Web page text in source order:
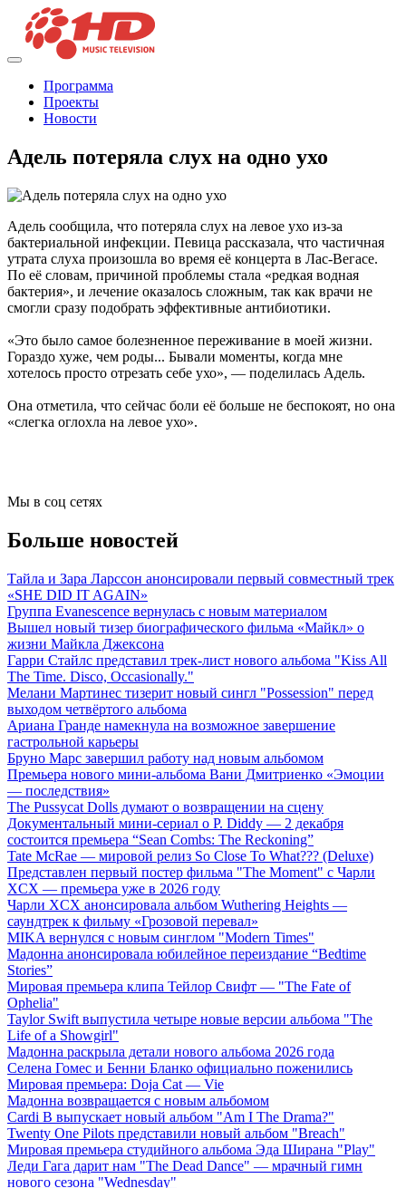
Программа
Проекты
Новости
Адель потеряла слух на одно ухо
Адель сообщила, что потеряла слух на левое ухо из-за
бактериальной инфекции. Певица рассказала, что частичная
утрата слуха произошла во время её концерта в Лас-Вегасе.
По её словам, причиной проблемы стала «редкая водная
бактерия», и лечение оказалось сложным, так как врачи не
смогли сразу подобрать эффективные антибиотики.
«Это было самое болезненное переживание в моей жизни.
Гораздо хуже, чем роды... Бывали моменты, когда мне
хотелось просто отрезать себе ухо», — поделилась Адель.
Она отметила, что сейчас боли её больше не беспокоят, но она
«слегка оглохла на левое ухо».
Мы в соц сетях
Больше новостей
Тайла и Зара Ларссон анонсировали первый совместный трек
«SHE DID IT AGAIN»
Группа Evanescence вернулась с новым материалом
Вышел новый тизер биографического фильма «Майкл» о
жизни Майкла Джексона
Гарри Стайлс представил трек-лист нового альбома "Kiss All
The Time. Disco, Occasionally."
Мелани Мартинес тизерит новый сингл "Possession" перед
выходом четвёртого альбома
Ариана Гранде намекнула на возможное завершение
гастрольной карьеры
Бруно Марс завершил работу над новым альбомом
Премьера нового мини-альбома Вани Дмитриенко «Эмоции
— последствия»
The Pussycat Dolls думают о возвращении на сцену
Документальный мини-сериал о P. Diddy — 2 декабря
состоится премьера “Sean Combs: The Reckoning”
Tate McRae — мировой релиз So Close To What??? (Deluxe)
Представлен первый постер фильма "The Moment" с Чарли
XCX — премьера уже в 2026 году
Чарли XCX анонсировала альбом Wuthering Heights —
саундтрек к фильму «Грозовой перевал»
MIKA вернулся с новым синглом "Modern Times"
Мадонна анонсировала юбилейное переиздание “Bedtime
Stories”
Мировая премьера клипа Тейлор Свифт — "The Fate of
Ophelia"
Taylor Swift выпустила четыре новые версии альбома "The
Life of a Showgirl"
Мадонна раскрыла детали нового альбома 2026 года
Селена Гомес и Бенни Бланко официально поженились
Мировая премьера: Doja Cat — Vie
Мадонна возвращается с новым альбомом
Cardi B выпускает новый альбом "Am I The Drama?"
Twenty One Pilots представили новый альбом "Breach"
Мировая премьера студийного альбома Эда Ширана "Play"
Леди Гага дарит нам "The Dead Dance" — мрачный гимн
нового сезона "Wednesday"